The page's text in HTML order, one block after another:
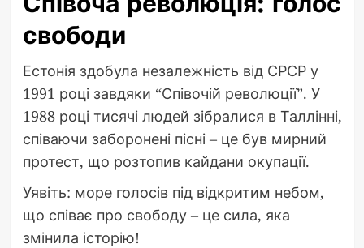
свободи
Естонія здобула незалежність від СРСР у
1991 році завдяки “Співочій революції”. У
1988 році тисячі людей зібралися в Таллінні,
співаючи заборонені пісні – це був мирний
протест, що розтопив кайдани окупації.
Уявіть: море голосів під відкритим небом,
що співає про свободу – це сила, яка
змінила історію!